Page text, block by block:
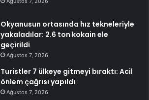
Okyanusun ortasında hız tekneleriyle
yakaladılar: 2.6 ton kokain ele
geçirildi
Ağustos 7, 2026
Turistler 7 ülkeye gitmeyi bıraktı: Acil
önlem çağrısı yapıldı
Ağustos 7, 2026